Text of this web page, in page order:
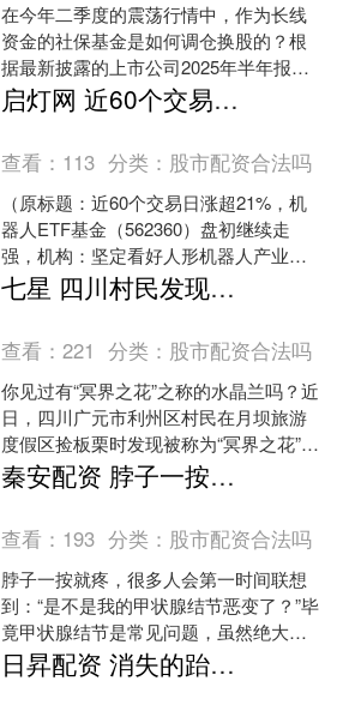
在今年二季度的震荡行情中，作为长线
资金的社保基金是如何调仓换股的？根
据最新披露的上市公司2025年半年报，
社保基金在116家上市公司的前十大流通
股股东名单中现身....
启灯网 近60个交易日涨超21%，机器人ETF基金（562360）盘初继续走强，机构：坚定看好人形机器人产业
查看： 113 分类： 股市配资合法吗
（原标题：近60个交易日涨超21%，机
器人ETF基金（562360）盘初继续走
强，机构：坚定看好人形机器人产业） 9
月1日，机器人板块表现活跃。相关ETF
方面，....
七星 四川村民发现罕见“冥界之花”
查看：221 分类： 股市配资合法吗
你见过有“冥界之花”之称的水晶兰吗？近
日，四川广元市利州区村民在月坝旅游
度假区捡板栗时发现被称为“冥界之花”的
罕见物种——水晶兰。 据介绍，水晶兰
的发现地位于月....
秦安配资 脖子一按就疼，是甲状腺结节恶变了吗？南昌第五医院甲状腺科江辉主任别慌！先搞懂这3个原因
查看： 193 分类： 股市配资合法吗
脖子一按就疼，很多人会第一时间联想
到：“是不是我的甲状腺结节恶变了？”毕
竟甲状腺结节是常见问题，虽然绝大多
数是良性，但“恶变”的担忧总让人揪心。
其实，甲状腺结....
日昇配资 消失的跆拳道培训